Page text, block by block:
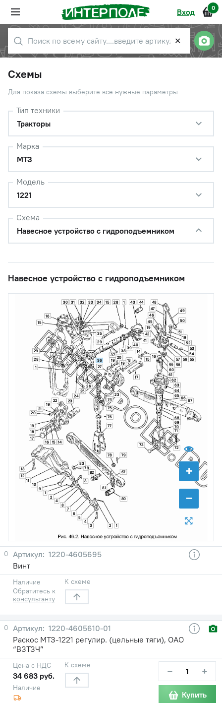
Вход 0
✕
Схемы
Для показа схемы выберите все нужные параметры
Тип техники
Тракторы
Марка
МТЗ
Модель
1221
Схема
Навесное устройство с гидроподъемником
Навесное устройство с гидроподъемником
+
−
1
1
1
1
2
2
3
3
4
4
5
6
7
8
9
10
11
12
13
14
14
15
15
15
15
16
16
16
17
17
18
18
19
19
19
19
19
19
20
20
21
22 23
23
24
25
26
27
28
28
29
29
30 31 32 33 34
35
36
37
38
39
40
41
42
43 44
45
46
47
48
49
50
51
52
53
54
55
56
57
58
59
60
61
62
63
64
65
66
67
67
68
69
70
71
72
73
74
75
76
77
78 79
79
80
81
82
83
0
1220-4605695
Винт
Наличие
Обратитесь к
консультанту
К схеме
0
1220-4605610-01
Раскос МТЗ-1221 регулир. (цельные тяги), ОАО
“ВЗТЗЧ”
Наличие
Цена с НДС
34 683 руб.
К схеме − +
Купить